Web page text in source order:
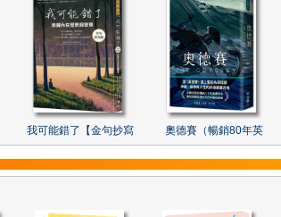
我可能錯了【金句抄寫 奧德賽（暢銷80年英